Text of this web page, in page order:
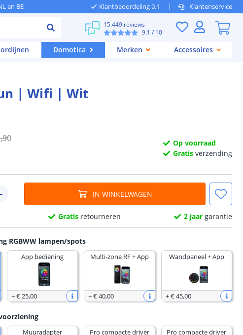
en BE Klantbeoordeling 9.1 Klantenservice
15.449 reviews
9.1 / 10
Domotica Merken Accessoires
| Wifi | Wit
,90
Op voorraad
Gratis verzending
IN WINKELWAGEN
Gratis retourneren 2 jaargarantie
RGBWW lampen/spots
App bediening
+€ 25,00
Multi-zone RF + App
+€ 40,00
Wandpaneel + App
+€ 45,00
Muuradapter
Pro compacte driver
Pro compacte driver